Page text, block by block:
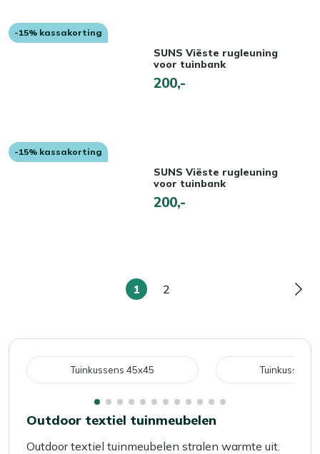
-15% kassakorting
SUNS Viëste rugleuning
voor tuinbank
200,-
-15% kassakorting
SUNS Viëste rugleuning
voor tuinbank
200,-
U
1
Pagina
2
Tuinkussens 45x45 Tuinkussens
Outdoor textiel tuinmeubelen
Outdoor textiel tuinmeubelen stralen warmte uit.